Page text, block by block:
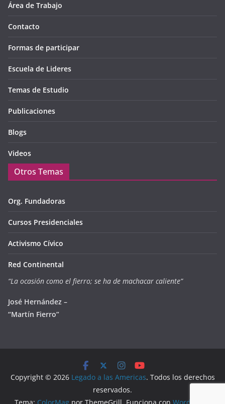
Área de Trabajo
Contacto
Formas de participar
Escuela de Lideres
Temas de Estudio
Publicaciones
Blogs
Videos
Otros Temas
Org. Fundadoras
Cursos Presidenciales
Activismo Cívico
Red Continental
“La ocasión como el fierro; se ha de machacar caliente”
José Hernández –
“Martín Fierro”
Copyright © 2026 Legado a las Americas. Todos los derechos
reservados.